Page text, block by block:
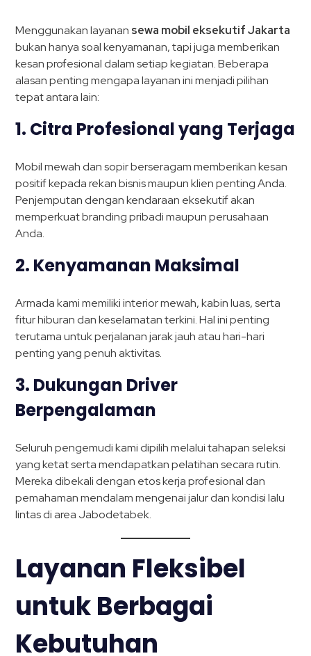
Menggunakan layanan sewa mobil eksekutif Jakarta
bukan hanya soal kenyamanan, tapi juga memberikan
kesan profesional dalam setiap kegiatan. Beberapa
alasan penting mengapa layanan ini menjadi pilihan
tepat antara lain:
1. Citra Profesional yang Terjaga
Mobil mewah dan sopir berseragam memberikan kesan
positif kepada rekan bisnis maupun klien penting Anda.
Penjemputan dengan kendaraan eksekutif akan
memperkuat branding pribadi maupun perusahaan
Anda.
2. Kenyamanan Maksimal
Armada kami memiliki interior mewah, kabin luas, serta
fitur hiburan dan keselamatan terkini. Hal ini penting
terutama untuk perjalanan jarak jauh atau hari-hari
penting yang penuh aktivitas.
3. Dukungan Driver
Berpengalaman
Seluruh pengemudi kami dipilih melalui tahapan seleksi
yang ketat serta mendapatkan pelatihan secara rutin.
Mereka dibekali dengan etos kerja profesional dan
pemahaman mendalam mengenai jalur dan kondisi lalu
lintas di area Jabodetabek.
Layanan Fleksibel
untuk Berbagai
Kebutuhan